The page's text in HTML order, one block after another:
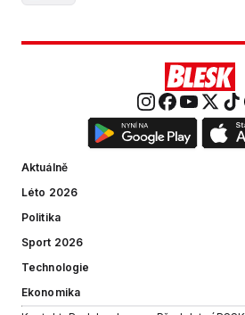
Aktuálně
Léto 2026
Politika
Sport 2026
Technologie
Ekonomika